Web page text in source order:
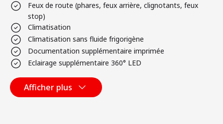
Feux de route (phares, feux arrière, clignotants, feux
stop)
Climatisation
Climatisation sans fluide frigorigène
Documentation supplémentaire imprimée
Eclairage supplémentaire 360° LED
Afficher plus